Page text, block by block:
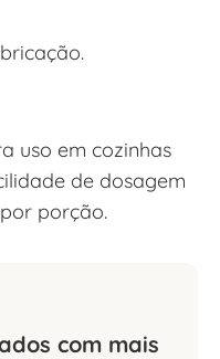
uso em cozinhas
de dosagem
porção.
com mais